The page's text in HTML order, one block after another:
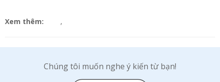
Xem thêm: ,
Chúng tôi muốn nghe ý kiến từ bạn!